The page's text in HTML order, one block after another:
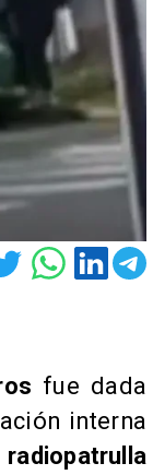
fue dada
interna